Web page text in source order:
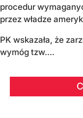
procedur
przez władze
PK wskazała, że
wymóg tzw....